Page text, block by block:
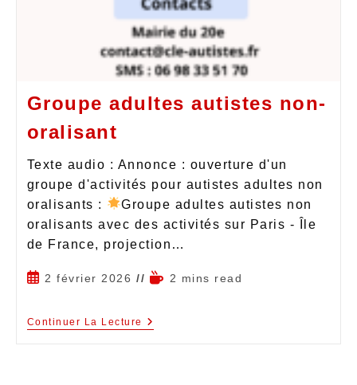
Groupe adultes autistes non-
oralisant
Texte audio : Annonce : ouverture d'un
groupe d'activités pour autistes adultes non
oralisants :
Groupe adultes autistes non
oralisants avec des activités sur Paris - Île
de France, projection…
2 février 2026 2 mins read
Continuer La Lecture